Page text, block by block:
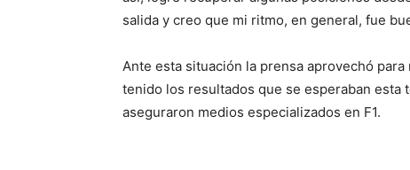
salida y creo que mi ritmo, en general, fue
Ante esta situación la prensa aprovechó
tenido los resultados que se esperaban esta
aseguraron medios especializados en F1.